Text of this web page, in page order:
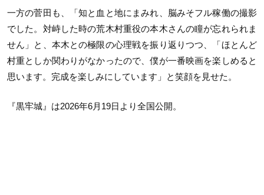
一方の菅田も、「知と血と地にまみれ、脳みそフル稼働の撮影
でした。対峙した時の荒木村重役の本木さんの瞳が忘れられま
せん」と、本木との極限の心理戦を振り返りつつ、「ほとんど
村重としか関わりがなかったので、僕が一番映画を楽しめると
思います。完成を楽しみにしています」と笑顔を見せた。
『黒牢城』は2026年6月19日より全国公開。